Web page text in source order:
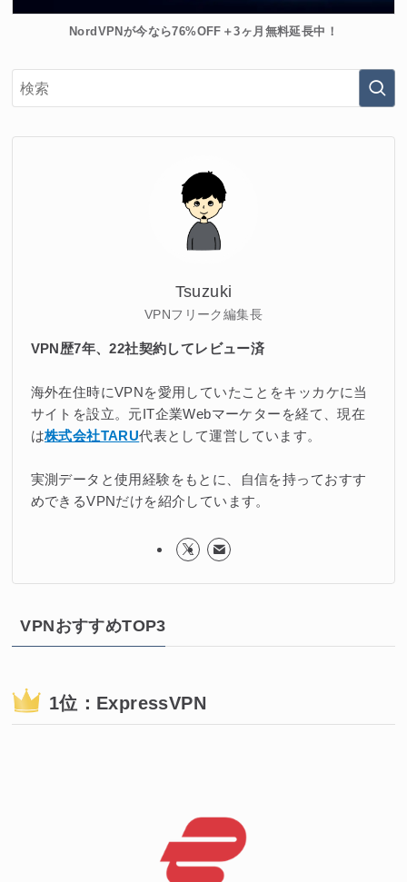
NordVPNが今なら76%OFF＋3ヶ月無料延長中！
Tsuzuki
VPNフリーク編集長
VPN歴7年、22社契約してレビュー済
海外在住時にVPNを愛用していたことをキッカケに当
サイトを設立。元IT企業Webマーケターを経て、現在
は株式会社TARU代表として運営しています。
実測データと使用経験をもとに、自信を持っておすす
めできるVPNだけを紹介しています。
VPNおすすめTOP3
1位：ExpressVPN